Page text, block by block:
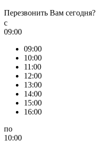
Перезвонить Вам сегодня?
c
09:00
09:00
10:00
11:00
12:00
13:00
14:00
15:00
16:00
по
10:00